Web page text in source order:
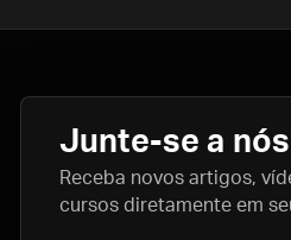
Junte-se a
Receba novos artigos,
cursos diretamente em